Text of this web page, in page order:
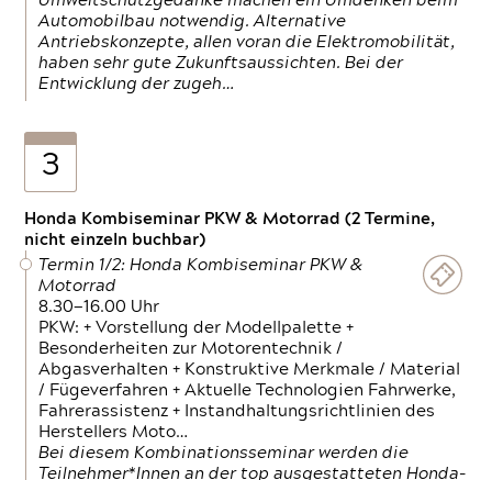
Automobilbau notwendig. Alternative
Antriebskonzepte, allen voran die Elektromobilität,
haben sehr gute Zukunftsaussichten. Bei der
Entwicklung der zugeh…
3
Honda Kombiseminar PKW & Motorrad (2 Termine,
nicht einzeln buchbar)
Termin 1/2: Honda Kombiseminar PKW &
Motorrad
8.30—16.00 Uhr
PKW: + Vorstellung der Modellpalette +
Besonderheiten zur Motorentechnik /
Abgasverhalten + Konstruktive Merkmale / Material
/ Fügeverfahren + Aktuelle Technologien Fahrwerke,
Fahrerassistenz + Instandhaltungsrichtlinien des
Herstellers Moto…
Bei diesem Kombinationsseminar werden die
Teilnehmer*Innen an der top ausgestatteten Honda-